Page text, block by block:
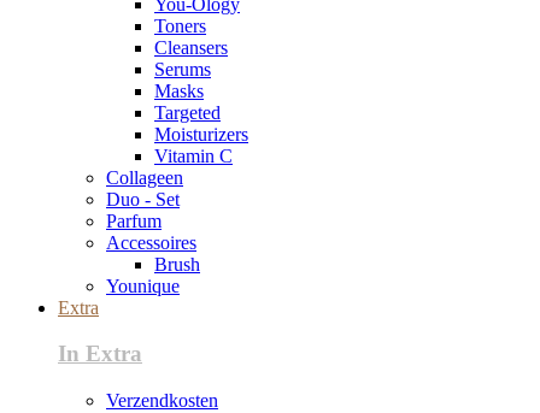
Toners
Cleansers
Serums
Masks
Targeted
Moisturizers
Vitamin C
Collageen
Duo - Set
Parfum
Accessoires
Brush
Younique
Extra
In Extra
Verzendkosten